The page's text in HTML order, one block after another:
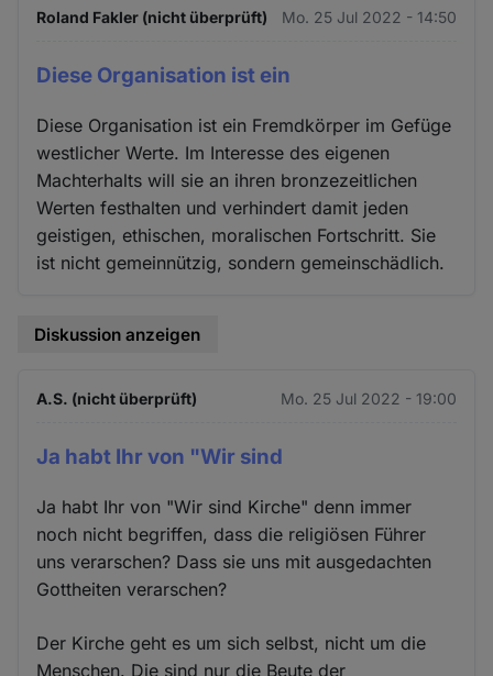
Roland Fakler (nicht überprüft) Mo. 25 Jul 2022 - 14:50
Diese Organisation ist ein
Diese Organisation ist ein Fremdkörper im Gefüge
westlicher Werte. Im Interesse des eigenen
Machterhalts will sie an ihren bronzezeitlichen
Werten festhalten und verhindert damit jeden
geistigen, ethischen, moralischen Fortschritt. Sie
ist nicht gemeinnützig, sondern gemeinschädlich.
Diskussion anzeigen
A.S. (nicht überprüft) Mo. 25 Jul 2022 - 19:00
Ja habt Ihr von "Wir sind
Ja habt Ihr von "Wir sind Kirche" denn immer
noch nicht begriffen, dass die religiösen Führer
uns verarschen? Dass sie uns mit ausgedachten
Gottheiten verarschen?
Der Kirche geht es um sich selbst, nicht um die
Menschen. Die sind nur die Beute der